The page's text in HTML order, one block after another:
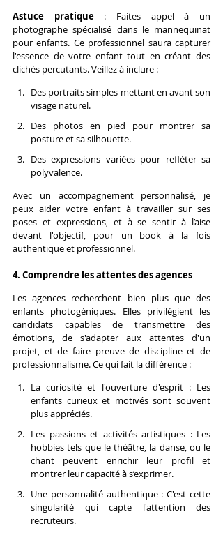
Astuce pratique : Faites appel à un
photographe spécialisé dans le mannequinat
pour enfants. Ce professionnel saura capturer
l'essence de votre enfant tout en créant des
clichés percutants. Veillez à inclure :
Des portraits simples mettant en avant son
visage naturel.
Des photos en pied pour montrer sa
posture et sa silhouette.
Des expressions variées pour refléter sa
polyvalence.
Avec un accompagnement personnalisé, je
peux aider votre enfant à travailler sur ses
poses et expressions, et à se sentir à l’aise
devant l'objectif, pour un book à la fois
authentique et professionnel.
4. Comprendre les attentes des agences
Les agences recherchent bien plus que des
enfants photogéniques. Elles privilégient les
candidats capables de transmettre des
émotions, de s'adapter aux attentes d'un
projet, et de faire preuve de discipline et de
professionnalisme. Ce qui fait la différence :
La curiosité et l'ouverture d'esprit : Les
enfants curieux et motivés sont souvent
plus appréciés.
Les passions et activités artistiques : Les
hobbies tels que le théâtre, la danse, ou le
chant peuvent enrichir leur profil et
montrer leur capacité à s’exprimer.
Une personnalité authentique : C'est cette
singularité qui capte l'attention des
recruteurs.